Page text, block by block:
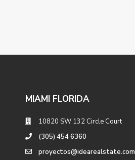
MIAMI FLORIDA
10820 SW 132 Circle Court
(305) 454 6360
proyectos@idearealstate.com